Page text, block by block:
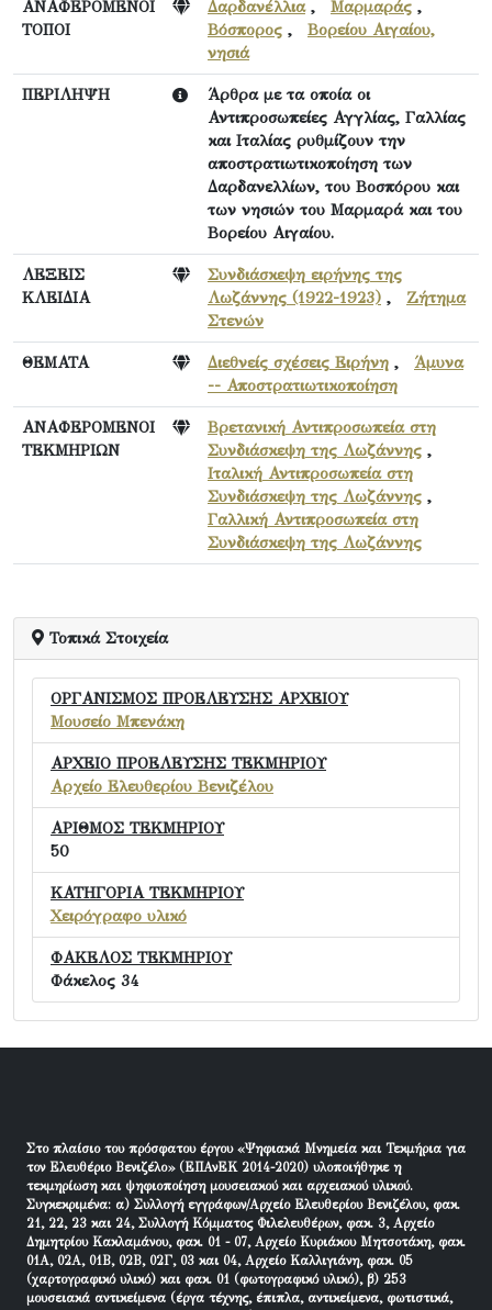
ΑΝΑΦΕΡΟΜΕΝΟΙ
ΤΟΠΟΙ
Δαρδανέλλια, Μαρμαράς ,
Βόσπορος , Βορείου Αιγαίου,
νησιά
ΠΕΡΙΛΗΨΗ
Άρθρα με τα οποία οι
Αντιπροσωπείες Αγγλίας, Γαλλίας
και Ιταλίας ρυθμίζουν την
αποστρατιωτικοποίηση των
Δαρδανελλίων, του Βοσπόρου και
των νησιών του Μαρμαρά και του
Βορείου Αιγαίου.
ΛΕΞΕΙΣ
ΚΛΕΙΔΙΑ
Συνδιάσκεψη ειρήνης της
Λωζάννης (1922-1923) , Ζήτημα
Στενών
ΘΕΜΑΤΑ Διεθνείς σχέσεις Ειρήνη , Άμυνα
-- Αποστρατιωτικοποίηση
ΑΝΑΦΕΡΟΜΕΝΟΙ
ΤΕΚΜΗΡΙΩΝ
Βρετανική Αντιπροσωπεία στη
Συνδιάσκεψη της Λωζάννης ,
Ιταλική Αντιπροσωπεία στη
Συνδιάσκεψη της Λωζάννης ,
Γαλλική Αντιπροσωπεία στη
Συνδιάσκεψη της Λωζάννης
Τοπικά Στοιχεία
ΟΡΓΑΝΙΣΜΟΣ ΠΡΟΕΛΕΥΣΗΣ ΑΡΧΕΙΟΥ
Μουσείο Μπενάκη
ΑΡΧΕΙΟ ΠΡΟΕΛΕΥΣΗΣ ΤΕΚΜΗΡΙΟΥ
Αρχείο Ελευθερίου Βενιζέλου
ΑΡΙΘΜΟΣ ΤΕΚΜΗΡΙΟΥ
50
ΚΑΤΗΓΟΡΙΑ ΤΕΚΜΗΡΙΟΥ
Χειρόγραφο υλικό
ΦΑΚΕΛΟΣ ΤΕΚΜΗΡΙΟΥ
Φάκελος 34
Στο πλαίσιο του πρόσφατου έργου «Ψηφιακά Μνημεία και Τεκμήρια για
τον Ελευθέριο Βενιζέλο» (ΕΠΑνΕΚ 2014-2020) υλοποιήθηκε η
τεκμηρίωση και ψηφιοποίηση μουσειακού και αρχειακού υλικού.
Συγκεκριμένα: α) Συλλογή εγγράφων/Αρχείο Ελευθερίου Βενιζέλου, φακ.
21, 22, 23 και 24, Συλλογή Κόμματος Φιλελευθέρων, φακ. 3, Αρχείο
Δημητρίου Κακλαμάνου, φακ. 01 - 07, Αρχείο Κυριάκου Μητσοτάκη, φακ.
01Α, 02Α, 01Β, 02Β, 02Γ, 03 και 04, Αρχείο Καλλιγιάνη, φακ. 05
(χαρτογραφικό υλικό) και φακ. 01 (φωτογραφικό υλικό), β) 253
μουσειακά αντικείμενα (έργα τέχνης, έπιπλα, αντικείμενα, φωτιστικά,